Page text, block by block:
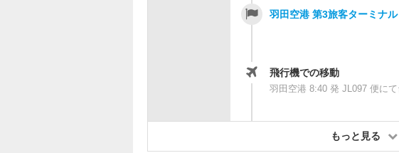
羽田空港 第3旅客ターミナ
飛行機での移動
羽田空港 8:40 発 JL097 便に
もっと見る